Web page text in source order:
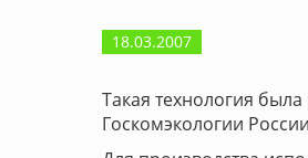
18.03.2007
Такая технология
Госкомэкологии